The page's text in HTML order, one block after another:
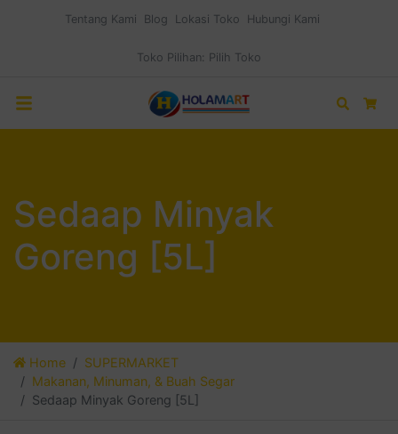
Tentang Kami Blog Lokasi Toko Hubungi Kami
Toko Pilihan: Pilih Toko
Search
Sedaap Minyak
Goreng [5L]
Home
SUPERMARKET
Makanan, Minuman, & Buah Segar
Sedaap Minyak Goreng [5L]